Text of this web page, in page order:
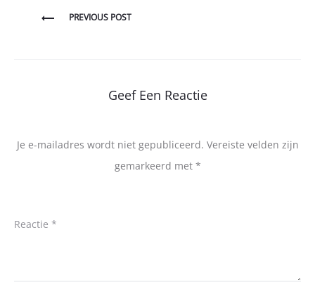
BerichtPREVIOUS POST
Geef Een Reactie
Je e-mailadres wordt niet gepubliceerd. Vereiste velden zijn
gemarkeerd met *
Reactie *